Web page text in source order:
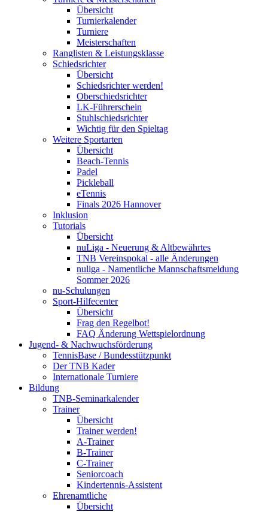
Übersicht
Turnierkalender
Turniere
Meisterschaften
Ranglisten & Leistungsklasse
Schiedsrichter
Übersicht
Schiedsrichter werden!
Oberschiedsrichter
LK-Führerschein
Stuhlschiedsrichter
Wichtig für den Spieltag
Weitere Sportarten
Übersicht
Beach-Tennis
Padel
Pickleball
eTennis
Finals 2026 Hannover
Inklusion
Tutorials
Übersicht
nuLiga - Neuerung & Altbewährtes
TNB Vereinspokal - alle Änderungen
nuliga - Namentliche Mannschaftsmeldung
Sommer 2026
nu-Schulungen
Sport-Hilfecenter
Übersicht
Frag den Regelbot!
FAQ Änderung Wettspielordnung
Jugend- & Nachwuchsförderung
TennisBase / Bundesstützpunkt
Der TNB Kader
Internationale Turniere
Bildung
TNB-Seminarkalender
Trainer
Übersicht
Trainer werden!
A-Trainer
B-Trainer
C-Trainer
Seniorcoach
Kindertennis-Assistent
Ehrenamtliche
Übersicht